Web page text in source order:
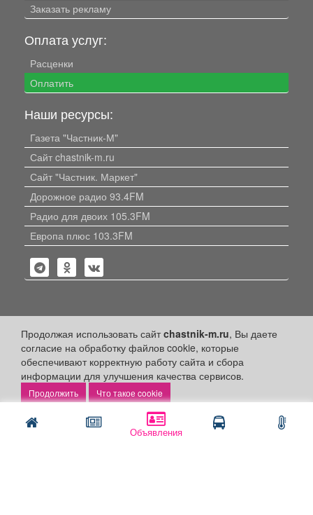
Объявления
Продолжая использовать сайтchastnik-m.ru, Вы даете
согласие на обработку файлов cookie, которые
обеспечивают корректную работу сайта и сбора
информации для улучшения качества сервисов.
Что такое cookie
Заказать рекламу
Оплата услуг:
Расценки
Оплатить
Наши ресурсы:
Газета "Частник-М"
Сайт chastnik-m.ru
Сайт "Частник. Маркет"
Дорожное радио 93.4FM
Радио для двоих 105.3FM
Европа плюс 103.3FM
Политика конфиденциальности
Публикации с пометкой «Реклама», «На правах рекламы»,
«Партнёрский проект» оплачены рекламодателем.
Редакция сайта не несет ответственности за достоверность
объявлениях.
+16 © 2006-2026 ООО "Частник-М"